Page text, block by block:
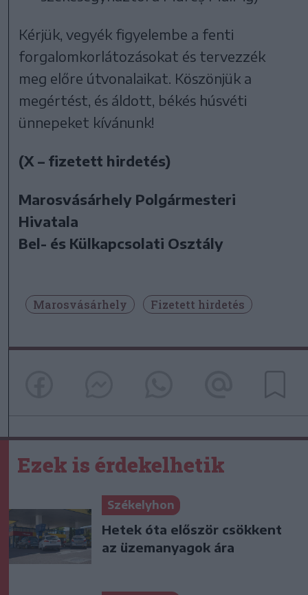
Kérjük, vegyék figyelembe a fenti
forgalomkorlátozásokat és tervezzék
meg előre útvonalaikat. Köszönjük a
megértést, és áldott, békés húsvéti
ünnepeket kívánunk!
(X – fizetett hirdetés)
Marosvásárhely Polgármesteri
Hivatala
Bel- és Külkapcsolati Osztály
Marosvásárhely Fizetett hirdetés
Ezek is érdekelhetik
Székelyhon
Hetek óta először csökkent
az üzemanyagok ára